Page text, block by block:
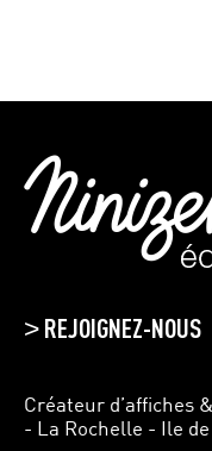
>REJOIGNEZ-NOUS
Créateur d’affiches
- La Rochelle - Ile